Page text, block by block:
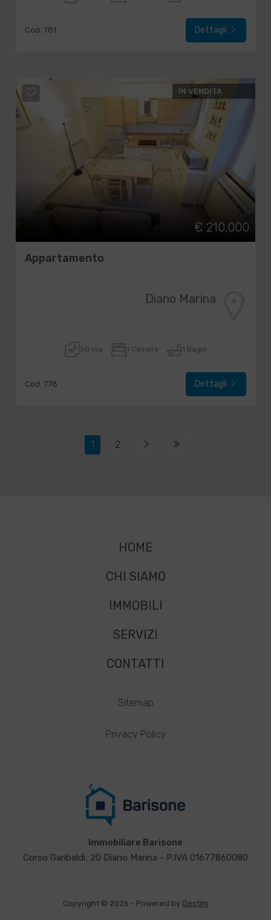
Cod. 781 Dettagli
IN VENDITA
€ 210.000
Appartamento
Diano Marina
50 mq 1 Camere 1 Bagni
Cod. 778 Dettagli
1 2
HOME
CHI SIAMO
IMMOBILI
SERVIZI
CONTATTI
Sitemap
Privacy Policy
Immobiliare Barisone
Corso Garibaldi, 20 Diano Marina - P.IVA 01677860080
Copyright © 2026 - Powered by Gestim